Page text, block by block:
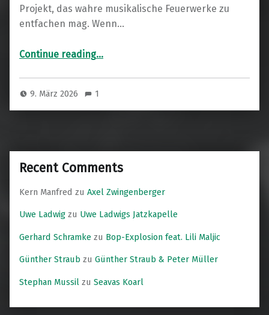
Projekt, das wahre musikalische Feuerwerke zu
entfachen mag. Wenn…
Continue reading“Bop-Explosion feat. Lili Maljic”
…
9. März 2026 1
Recent Comments
Kern Manfred zu Axel Zwingenberger
Uwe Ladwig zu Uwe Ladwigs Jatzkapelle
Gerhard Schramke zu Bop-Explosion feat. Lili Maljic
Günther Straub zu Günther Straub & Peter Müller
Stephan Mussil zu Seavas Koarl